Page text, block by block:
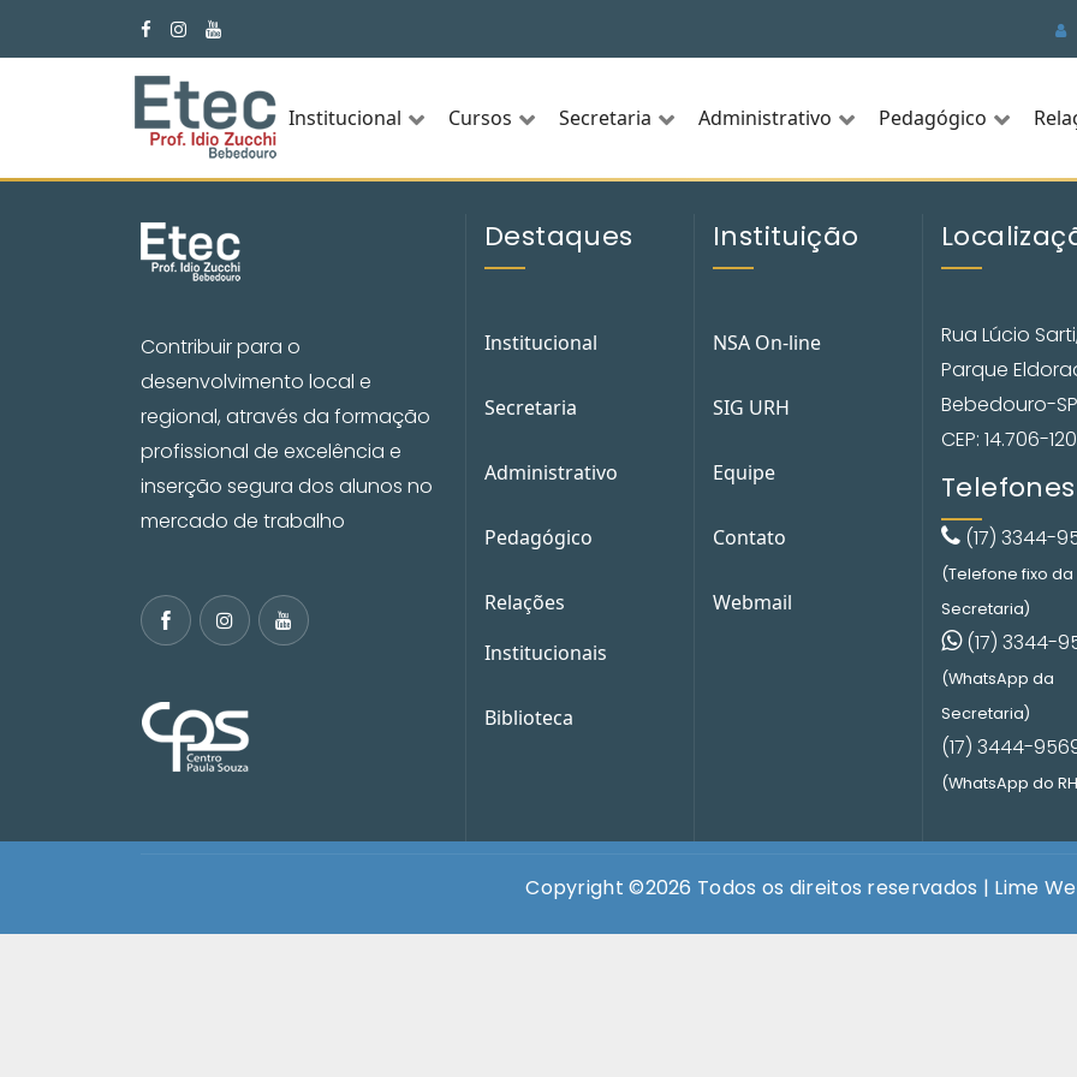
Institucional Cursos Secretaria Administrativo Pedagógico
Contribuir para o
desenvolvimento local e
regional, através da formação
profissional de excelência e
inserção segura dos alunos no
mercado de trabalho
Destaques
Institucional
Secretaria
Administrativo
Pedagógico
Relações
Institucionais
Biblioteca
Instituição
NSA On-line
SIG URH
Equipe
Contato
Webmail
Rua Lúcio
Parque
Bebedouro-SP
CEP: 14.706-120
Telefones
(17) 3344-
(Telefone fixo da
Secretaria)
(17) 3344-
(WhatsApp da
Secretaria)
(17) 3444-
(WhatsApp do
Copyright ©2026 Todos os direitos reservados | Lime